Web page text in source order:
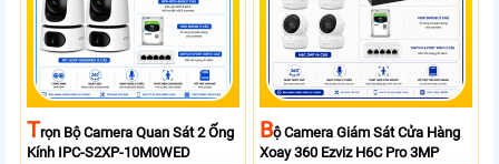
TRọn Bộ Camera Quan Sát 2 Ống
Kính IPC-S2XP-10M0WED
BỘ Camera Giám Sát Cửa Hàng
Xoay 360 Ezviz H6C Pro 3MP